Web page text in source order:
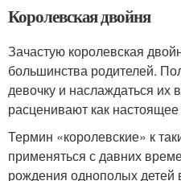
Королевская двойня
Зачастую королевская
большинства родителей.
девочку и наслаждаться их
расценивают как настоящее
Термин «королевские» к
применяться с давних
рождения однополых